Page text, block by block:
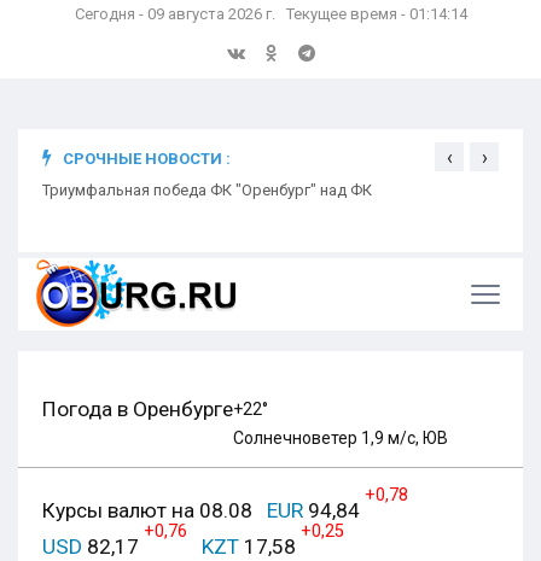
Сегодня - 09 августа 2026 г. Текущее время - 01:14:15
СРОЧНЫЕ НОВОСТИ :
Триумфальная победа ФК "Оренбург" над ФК
‹ ›
Погода в Оренбурге+22°
Солнечноветер 1,9 м/с, ЮВ
Курсы валют на 08.08 EUR 94,84
+0,78
USD 82,17
+0,76
KZT 17,58
+0,25